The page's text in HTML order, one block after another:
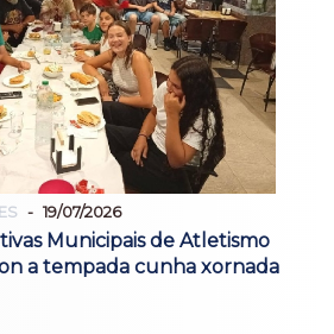
19/07/2026
Municipais de Atletismo
a tempada cunha xornada